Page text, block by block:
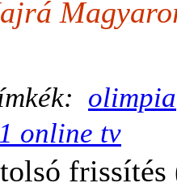
olimpia
online tv
frissítés